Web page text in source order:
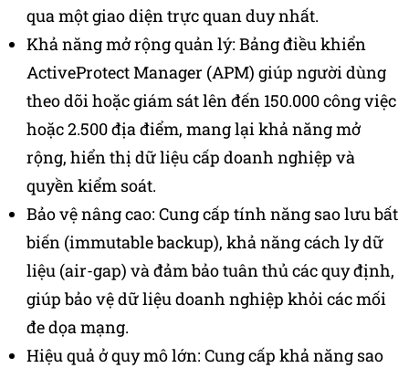
qua một giao diện trực quan duy nhất.
Khả năng mở rộng quản lý: Bảng điều khiển
ActiveProtect Manager (APM) giúp người dùng
theo dõi hoặc giám sát lên đến 150.000 công việc
hoặc 2.500 địa điểm, mang lại khả năng mở
rộng, hiển thị dữ liệu cấp doanh nghiệp và
quyền kiểm soát.
Bảo vệ nâng cao: Cung cấp tính năng sao lưu bất
biến (immutable backup), khả năng cách ly dữ
liệu (air-gap) và đảm bảo tuân thủ các quy định,
giúp bảo vệ dữ liệu doanh nghiệp khỏi các mối
đe dọa mạng.
Hiệu quả ở quy mô lớn: Cung cấp khả năng sao